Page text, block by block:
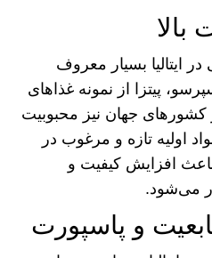
بالا
ایتالیا بسیار معروف
پیتزا از نمونه غذا‌های
کشور‌های جهان نیز محبوبیت
اولیه تازه و مرغوب در
باعث افزایش کیفیت و
می‌شود.
و پاسپورت